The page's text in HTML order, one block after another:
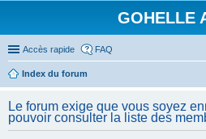
GOHELLE
Accès rapide FAQ
Index du forum
Le forum exige que vous soyez
pouvoir consulter la liste des